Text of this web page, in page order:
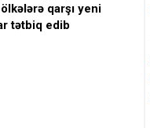
qarşı yeni
tətbiq edib